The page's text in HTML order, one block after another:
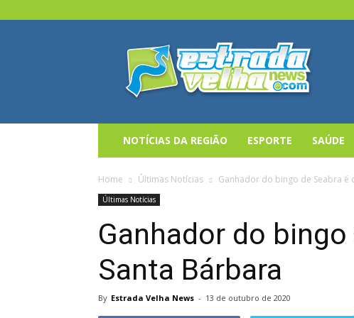
Estrada
Velha
News
NOTÍCIAS DA REGIÃO ESPORTE SAÚDE
Home Últimas Notícias Ganhador do bingo de Seabra é
Últimas Notícias
Ganhador do
Santa Bárbara
By Estrada Velha News - 13 de outubro de 2020